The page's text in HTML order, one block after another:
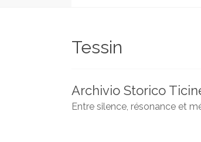
et
la
Faculté
Tessin
Archivio Storico
Entre silence, résonance et